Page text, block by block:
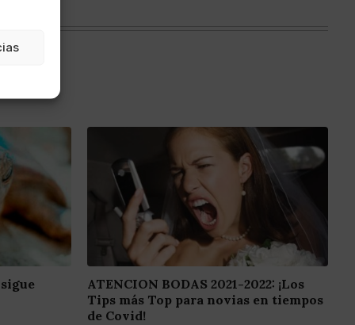
ATENCION BODAS 2021-2022: ¡Los
Tips más Top para novias en tiempos
de Covid!